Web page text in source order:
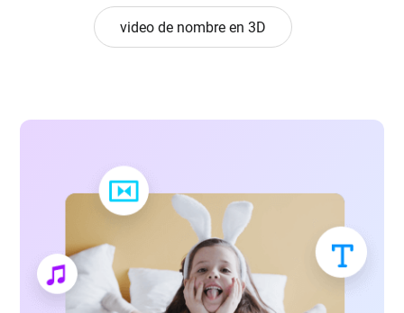
video de nombre en 3D